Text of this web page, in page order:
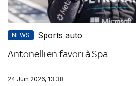
NEWS Sports auto
Antonelli en favori à Spa
24 Juin 2026, 13:38